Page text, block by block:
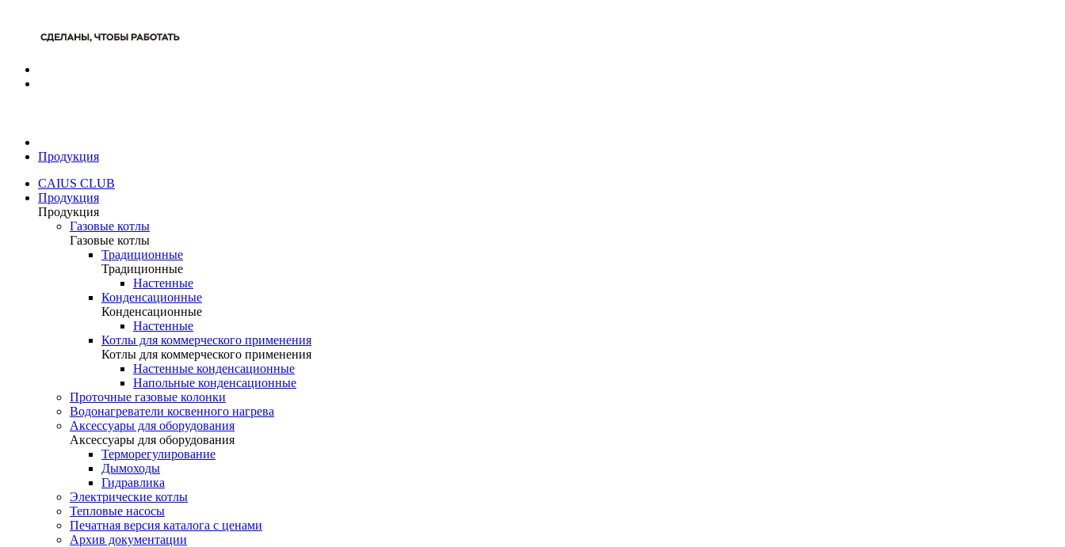
Продукция
CAIUS CLUB
Продукция
Продукция
Газовые котлы
Газовые котлы
Традиционные
Традиционные
Настенные
Конденсационные
Конденсационные
Настенные
Котлы для коммерческого применения
Котлы для коммерческого применения
Настенные конденсационные
Напольные конденсационные
Проточные газовые колонки
Водонагреватели косвенного нагрева
Аксессуары для оборудования
Аксессуары для оборудования
Терморегулирование
Дымоходы
Гидравлика
Электрические котлы
Тепловые насосы
Печатная версия каталога с ценами
Архив документации